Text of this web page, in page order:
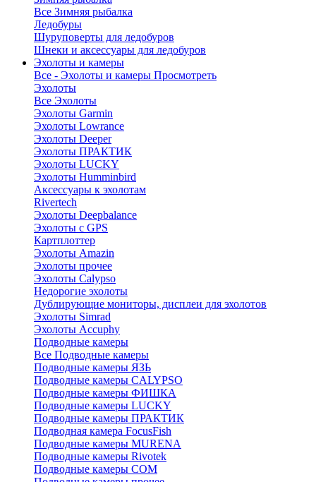
Все Зимняя рыбалка
Ледобуры
Шуруповерты для ледобуров
Шнеки и аксессуары для ледобуров
Эхолоты и камеры
Все - Эхолоты и камеры Просмотреть
Эхолоты
Все Эхолоты
Эхолоты Garmin
Эхолоты Lowrance
Эхолоты Deeper
Эхолоты ПРАКТИК
Эхолоты LUCKY
Эхолоты Humminbird
Аксессуары к эхолотам
Rivertech
Эхолоты Deepbalance
Эхолоты с GPS
Картплоттер
Эхолоты Amazin
Эхолоты прочее
Эхолоты Calypso
Недорогие эхолоты
Дублирующие мониторы, дисплеи для эхолотов
Эхолоты Simrad
Эхолоты Accuphy
Подводные камеры
Все Подводные камеры
Подводные камеры ЯЗЬ
Подводные камеры CALYPSO
Подводные камеры ФИШКА
Подводные камеры LUCKY
Подводные камеры ПРАКТИК
Подводная камера FocusFish
Подводные камеры MURENA
Подводные камеры Rivotek
Подводные камеры СОМ